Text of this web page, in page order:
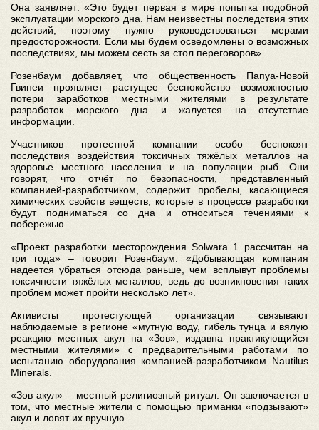
Она заявляет: «Это будет первая в мире попытка подобной
эксплуатации морского дна. Нам неизвестны последствия этих
действий, поэтому нужно руководствоваться мерами
предосторожности. Если мы будем осведомлены о возможных
последствиях, мы можем сесть за стол переговоров».
Розенбаум добавляет, что общественность Папуа-Новой
Гвинеи проявляет растущее беспокойство возможностью
потери заработков местными жителями в результате
разработок морского дна и жалуется на отсутствие
информации.
Участников протестной компании особо беспокоят
последствия воздействия токсичных тяжёлых металлов на
здоровье местного населения и на популяции рыб. Они
говорят, что отчёт по безопасности, представленный
компанией-разработчиком, содержит пробелы, касающиеся
химических свойств веществ, которые в процессе разработки
будут подниматься со дна и относиться течениями к
побережью.
«Проект разработки месторождения Solwara 1 рассчитан на
три года» – говорит Розенбаум. «Добывающая компания
надеется убраться отсюда раньше, чем всплывут проблемы
токсичности тяжёлых металлов, ведь до возникновения таких
проблем может пройти несколько лет».
Активисты протестующей организации связывают
наблюдаемые в регионе «мутную воду, гибель тунца и вялую
реакцию местных акул на «Зов», издавна практикующийся
местными жителями» с предварительными работами по
испытанию оборудования компанией-разработчиком Nautilus
Minerals.
«Зов акул» – местный религиозный ритуал. Он заключается в
том, что местные жители с помощью приманки «подзывают»
акул и ловят их вручную.